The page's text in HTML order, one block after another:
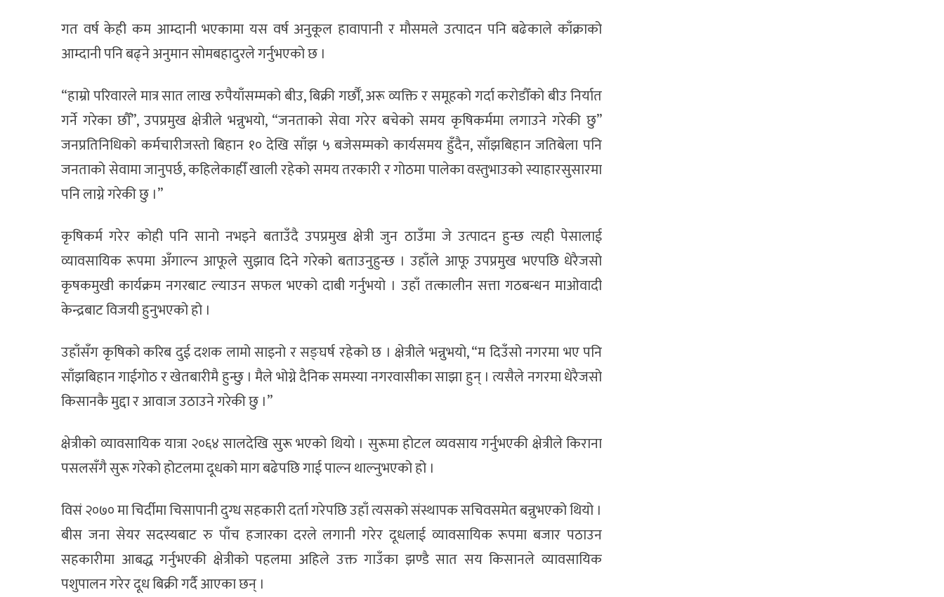
गत वर्ष केही कम आम्दानी भएकामा यस वर्ष अनुकूल हावापानी र मौसमले उत्पादन पनि बढेकाले काँक्राको
आम्दानी पनि बढ्ने अनुमान सोमबहादुरले गर्नुभएको छ ।
“हाम्रो परिवारले मात्र सात लाख रुपैयाँसम्मको बीउ, बिक्री गर्छौँ, अरू व्यक्ति र समूहको गर्दा करोडौँको बीउ निर्यात
गर्ने गरेका छौँ”, उपप्रमुख क्षेत्रीले भन्नुभयो, “जनताको सेवा गरेर बचेको समय कृषिकर्ममा लगाउने गरेकी छु”
जनप्रतिनिधिको कर्मचारीजस्तो बिहान १० देखि साँझ ५ बजेसम्मको कार्यसमय हुँदैन, साँझबिहान जतिबेला पनि
जनताको सेवामा जानुपर्छ, कहिलेकाहीँ खाली रहेको समय तरकारी र गोठमा पालेका वस्तुभाउको स्याहारसुसारमा
पनि लाग्ने गरेकी छु ।”
कृषिकर्म गरेर कोही पनि सानो नभइने बताउँदै उपप्रमुख क्षेत्री जुन ठाउँमा जे उत्पादन हुन्छ त्यही पेसालाई
व्यावसायिक रूपमा अँगाल्न आफूले सुझाव दिने गरेको बताउनुहुन्छ । उहाँले आफू उपप्रमुख भएपछि धेरैजसो
कृषकमुखी कार्यक्रम नगरबाट ल्याउन सफल भएको दाबी गर्नुभयो । उहाँ तत्कालीन सत्ता गठबन्धन माओवादी
केन्द्रबाट विजयी हुनुभएको हो ।
उहाँसँग कृषिको करिब दुई दशक लामो साइनो र सङ्घर्ष रहेको छ । क्षेत्रीले भन्नुभयो, “म दिउँसो नगरमा भए पनि
साँझबिहान गाईगोठ र खेतबारीमै हुन्छु । मैले भोग्ने दैनिक समस्या नगरवासीका साझा हुन् । त्यसैले नगरमा धेरैजसो
किसानकै मुद्दा र आवाज उठाउने गरेकी छु ।”
क्षेत्रीको व्यावसायिक यात्रा २०६४ सालदेखि सुरू भएको थियो । सुरूमा होटल व्यवसाय गर्नुभएकी क्षेत्रीले किराना
पसलसँगै सुरू गरेको होटलमा दूधको माग बढेपछि गाई पाल्न थाल्नुभएको हो ।
विसं २०७० मा चिर्दीमा चिसापानी दुग्ध सहकारी दर्ता गरेपछि उहाँ त्यसको संस्थापक सचिवसमेत बन्नुभएको थियो ।
बीस जना सेयर सदस्यबाट रु पाँच हजारका दरले लगानी गरेर दूधलाई व्यावसायिक रूपमा बजार पठाउन
सहकारीमा आबद्ध गर्नुभएकी क्षेत्रीको पहलमा अहिले उक्त गाउँका झण्डै सात सय किसानले व्यावसायिक
पशुपालन गरेर दूध बिक्री गर्दै आएका छन् ।